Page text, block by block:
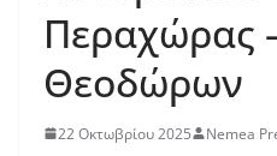
Περαχώρας
Θεοδώρων
22 Οκτωβρίου 2025 Nemea